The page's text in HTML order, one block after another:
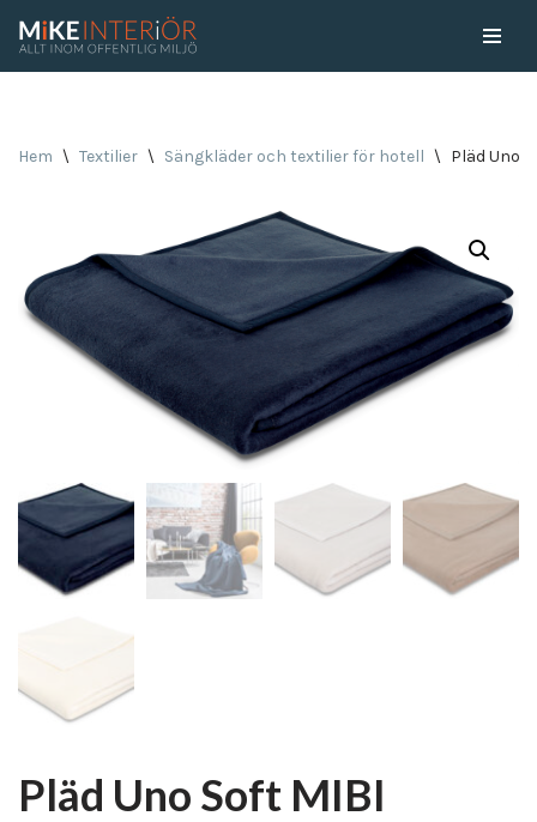
Hem \ Textilier \ Sängkläder och textilier för hotell \ Pläd Uno
Pläd Uno Soft MIBI